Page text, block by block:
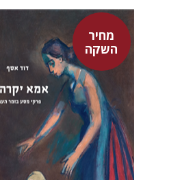
מחיר
השקהדוד אסף